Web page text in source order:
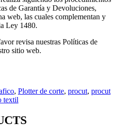
de Garantía y Devoluciones,
web, las cuales complementan y
Ley 1480.
revisa nuestras Políticas de
sitio web.
, Plotter de corte, procut, procut
textil